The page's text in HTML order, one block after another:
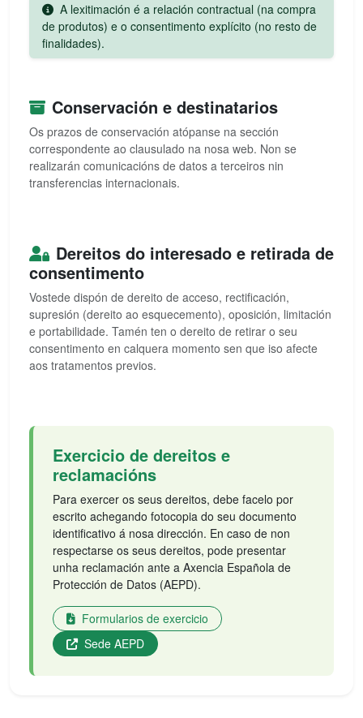
A lexitimación é a relación contractual (na compra
de produtos) e o consentimento explícito (no resto de
finalidades).
Conservación e destinatarios
Os prazos de conservación atópanse na sección
correspondente ao clausulado na nosa web. Non se
realizarán comunicacións de datos a terceiros nin
transferencias internacionais.
Dereitos do interesado e retirada de
consentimento
Vostede dispón de dereito de acceso, rectificación,
supresión (dereito ao esquecemento), oposición, limitación
e portabilidade. Tamén ten o dereito de retirar o seu
consentimento en calquera momento sen que iso afecte
aos tratamentos previos.
Exercicio de dereitos e
reclamacións
Para exercer os seus dereitos, debe facelo por
escrito achegando fotocopia do seu documento
identificativo á nosa dirección. En caso de non
respectarse os seus dereitos, pode presentar
unha reclamación ante a Axencia Española de
Protección de Datos (AEPD).
Formularios de exercicio
Sede AEPD